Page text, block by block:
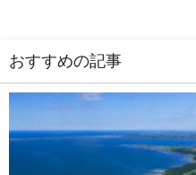
おすすめの記事